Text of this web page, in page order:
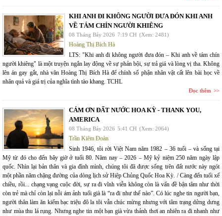
KHI ANH ĐI KHÔNG NGƯỜI ĐƯA ĐÓN KHI ANH
VỀ TÁM CHÍN NGƯỜI KHIÊNG
08 Tháng Bảy 2026 7:19 CH (Xem: 2481)
Hoàng Thị Bích Hà
LTS: "Khi anh đi không người đưa đón – Khi anh về tám chín
người khiêng" là một truyện ngắn lay động về sự phản bội, sự trả giá và lòng vị tha. Không
lên án gay gắt, nhà văn Hoàng Thị Bích Hà để chính số phận nhân vật cất lên bài học về
nhân quả và giá trị của nghĩa tình tào khang. TCHL
Đọc thêm
CÁM ƠN ĐẤT NƯỚC HOA KỲ - THANK YOU,
AMERICA
08 Tháng Bảy 2026 5:41 CH (Xem: 2064)
Trần Kiêm Đoàn
Sinh 1946, tôi rời Việt Nam năm 1982 – 36 tuổi – và sống tại
Mỹ từ đó cho đến bây giờ ở tuổi 80. Năm nay – 2026 – Mỹ kỷ niệm 250 năm ngày lập
quốc. Nhìn lại bản thân và gia đình mình, chúng tôi đã được sống trên đất nước này ngót
một phần năm chặng đường của dòng lịch sử Hiệp Chủng Quốc Hoa Kỳ. / Càng đến tuổi xế
chiều, rồi... chạng vạng cuộc đời, sự ra đi vĩnh viễn không còn là vấn đề bận tâm như thời
còn trẻ mà chỉ còn lại nỗi ám ảnh tuổi già là “ra đi như thế nào”. Có lúc nghe tin người bạn,
người thân làm ăn kiếm bạc triệu đô la tôi vẫn chúc mừng nhưng với tâm trạng dửng dưng
như mùa thu lá rụng. Nhưng nghe tin một bạn già vừa thảnh thơi an nhiên ra đi nhanh như